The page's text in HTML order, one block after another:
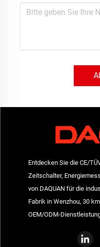
Entdecken Sie die CE/
Zeitschalter,
von DAQUAN für die
Fabrik in Wenzhou, 30
OEM/ODM-